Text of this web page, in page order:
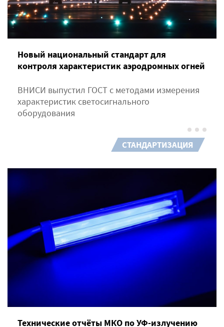
Новый национальный стандарт для
контроля характеристик аэродромных огней
ВНИСИ выпустил ГОСТ с методами измерения
характеристик светосигнального
оборудования
СТАНДАРТИЗАЦИЯ
Технические отчёты МКО по УФ-излучению